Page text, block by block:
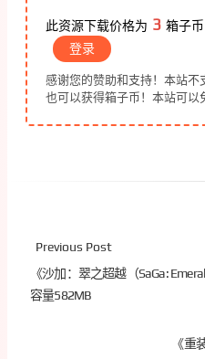
此资源下载价格为 3 箱子
登录
感谢您的赞助和支持！本站
也可以获得箱子币！本站可以
Previous Post
《沙加：翠之超越（SaGa:
容量582MB
《重